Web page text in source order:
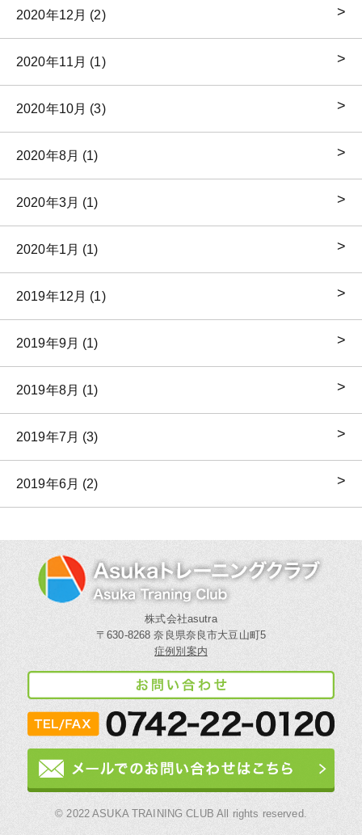
2020年12月 (2)
2020年11月 (1)
2020年10月 (3)
2020年8月 (1)
2020年3月 (1)
2020年1月 (1)
2019年12月 (1)
2019年9月 (1)
2019年8月 (1)
2019年7月 (3)
2019年6月 (2)
株式会社asutra
〒630-8268 奈良県奈良市大豆山町5
症例別案内
© 2022 ASUKA TRAINING CLUB All rights reserved.